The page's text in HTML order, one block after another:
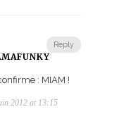
Reply
: MIAM !
2012 at 13:15